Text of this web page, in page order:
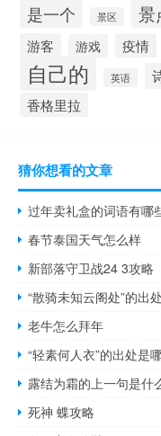
是一个 景区 景
游客 游戏 疫情
自己的 英语
香格里拉
猜你想看的文章
过年卖礼盒的词语有哪
春节泰国天气怎么样
新部落守卫战24 3攻略
“散骑未知云阁处”的出
老牛怎么拜年
“轻素何人衣”的出处是
露结为霜的上一句是什
死神 蝶攻略